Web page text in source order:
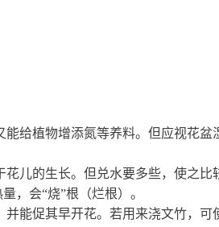
给植物增添氮等养料。但应视花盆
儿的生长。但兑水要多些，使之比
，会“烧”根（烂根）。
能促其早开花。若用来浇文竹，可